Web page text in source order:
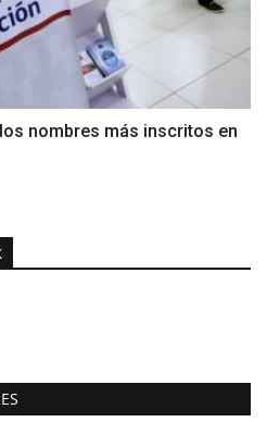
nombres más inscritos en